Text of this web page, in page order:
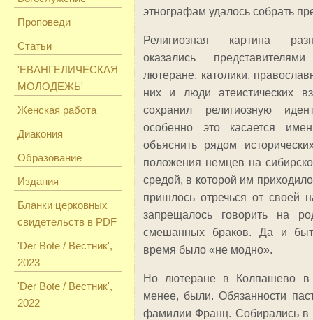
Проповеди
Статьи
'ЕВАНГЕЛИЧЕСКАЯ
МОЛОДЕЖЬ'
Женская работа
Диакония
Образование
Издания
Бланки церковных
свидетельств в PDF
'Der Bote / Вестник',
2023
'Der Bote / Вестник',
2022
этнографам удалось собрать
Религиозная картина
оказались
лютеране, католики,
них и люди атеистических
сохранил религиозную
особенно это касается
объяснить рядом
положения немцев на
средой, в которой им
пришлось отречься от своей
запрещалось говорить на
смешанных браков. Да и
время было «не модно».
Но лютеране в Колпашево в
менее, были. Обязанности
фамилии Франц. Собирались в